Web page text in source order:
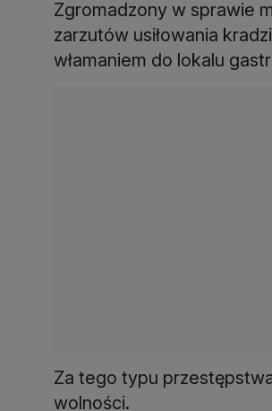
Zgromadzony w sprawie
zarzutów usiłowania
włamaniem do lokalu
Za tego typu
wolności.